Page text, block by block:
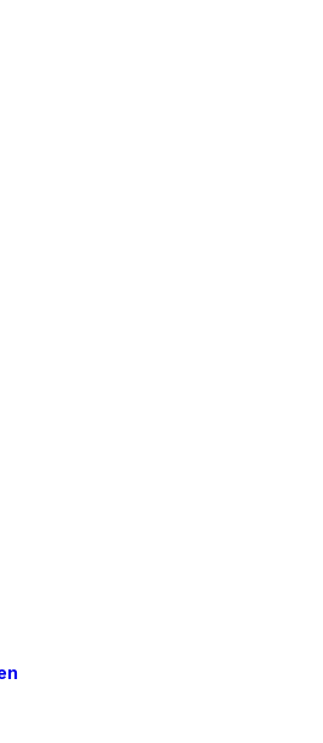
10x3cm Met Tekst I Love
Met
10x3cm
I Love
haak- en breiwerken naar
Overweeg dan onze
de perfecte finishing touch
onze labels voeg je niet
uitstraling toe aan je